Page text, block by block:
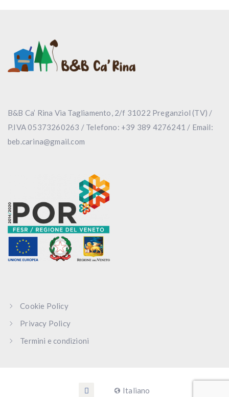
B&B Ca’ Rina Via Tagliamento, 2/f 31022 Preganziol (TV) /
P.IVA 05373260263 / Telefono: +39 389 4276241 / Email:
beb.carina@gmail.com
Cookie Policy
Privacy Policy
Termini e condizioni
Italiano